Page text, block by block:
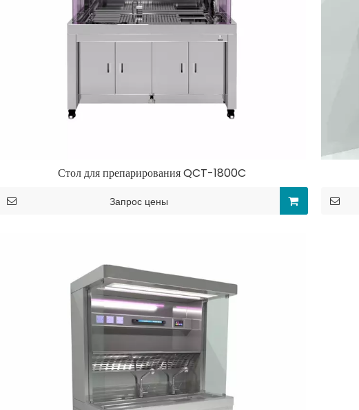
Стол для препарирования QCT-1800C
Запрос цены